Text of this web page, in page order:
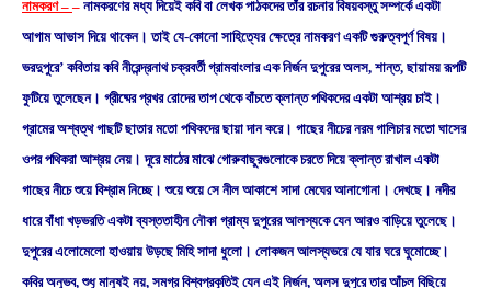
নামকরণ – – নামকরণের মধ্য দিয়েই কবি বা লেখক পাঠকদের তাঁর রচনার বিষয়বস্তু সম্পর্কে একটা
আগাম আভাস দিয়ে থাকেন। তাই যে-কোনাে সাহিত্যের ক্ষেত্রে নামকরণ একটি গুরুত্বপূর্ণ বিষয়।
ভরদুপুরে’ কবিতায় কবি নীরেন্দ্রনাথ চক্রবর্তী গ্রামবাংলার এক নির্জন দুপুরের অলস, শান্ত, ছায়াময় রূপটি
ফুটিয়ে তুলেছেন। গ্রীষ্মের প্রখর রােদের তাপ থেকে বাঁচতে ক্লান্ত পথিকদের একটা আশ্রয় চাই।
গ্রামের অশ্বত্থ গাছটি ছাতার মতাে পথিকদের ছায়া দান করে। গাছের নীচের নরম গালিচার মতাে ঘাসের
ওপর পথিকরা আশ্রয় নেয়। দূরে মাঠের মাঝে গােরুবাছুরগুলােকে চরতে দিয়ে ক্লান্ত রাখাল একটা
গাছের নীচে শুয়ে বিশ্রাম নিচ্ছে। শুয়ে শুয়ে সে নীল আকাশে সাদা মেঘের আনাগােনা। দেখছে। নদীর
ধারে বাঁধা খড়ভরতি একটা ব্যস্ততাহীন নৌকা গ্রাম্য দুপুরের আলস্যকে যেন আরও বাড়িয়ে তুলেছে।
দুপুরের এলােমেলাে হাওয়ায় উড়ছে মিহি সাদা ধুলাে। লােকজন আলস্যভরে যে যার ঘরে ঘুমােচ্ছে।
কবির অনুভব, শুধু মানুষই নয়, সমগ্র বিশ্বপ্রকৃতিই যেন এই নির্জন, অলস দুপুরে তার আঁচল বিছিয়ে